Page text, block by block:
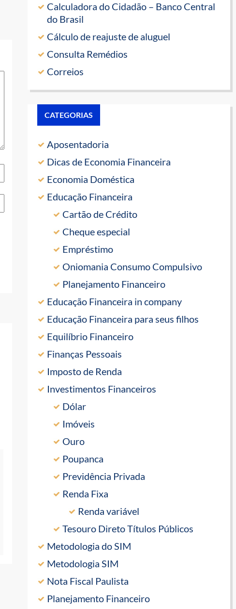
Calculadora do Cidadão – Banco Central
do Brasil
Cálculo de reajuste de aluguel
Consulta Remédios
Correios
CATEGORIAS
Aposentadoria
Dicas de Economia Financeira
Economia Doméstica
Educação Financeira
Cartão de Crédito
Cheque especial
Empréstimo
Oniomania Consumo Compulsivo
Planejamento Financeiro
Educação Financeira in company
Educação Financeira para seus filhos
Equilíbrio Financeiro
Finanças Pessoais
Imposto de Renda
Investimentos Financeiros
Dólar
Imóveis
Ouro
Poupanca
Previdência Privada
Renda Fixa
Renda variável
Tesouro Direto Títulos Públicos
Metodologia do SIM
Metodologia SIM
Nota Fiscal Paulista
Planejamento Financeiro